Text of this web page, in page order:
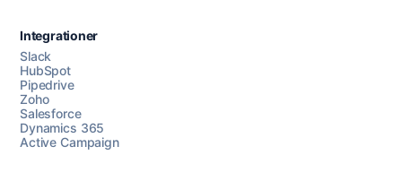
Chat med os
Integrationer
Slack
HubSpot
Pipedrive
Zoho
Salesforce
Dynamics 365
Active Campaign